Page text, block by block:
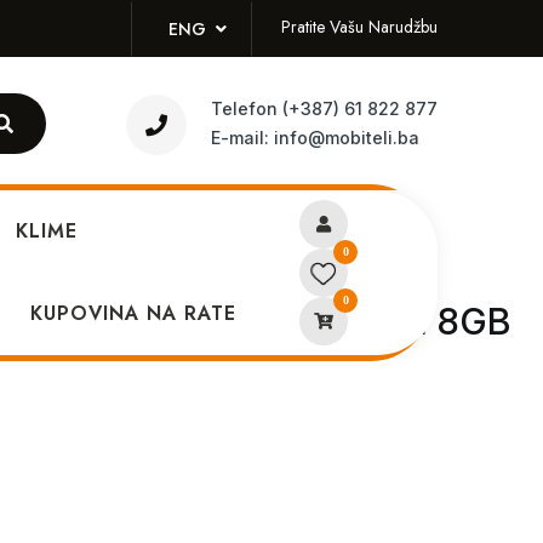
ENG Pratite Vašu Narudžbu
Telefon (+387) 61 822 877
E-mail: info@mobiteli.ba
KLIME
KUPOVINA NA RATE
0
0
Tab A9+ 11.0 LTE 8GB